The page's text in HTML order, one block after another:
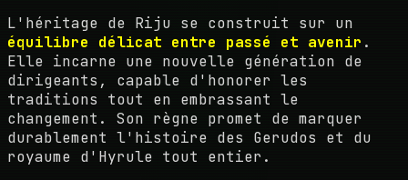
L'héritage de Riju se construit sur un
équilibre délicat entre passé et avenir .
Elle incarne une nouvelle génération de
dirigeants, capable d'honorer les
traditions tout en embrassant le
changement. Son règne promet de marquer
durablement l'histoire des Gerudos et du
royaume d'Hyrule tout entier.